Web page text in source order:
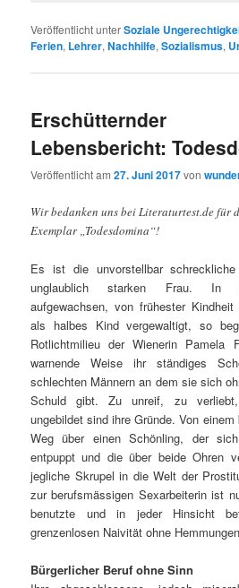
Veröffentlicht unterSoziale
Ferien, Lehrer,Nachhilfe,Sozialismus,
Erschütternder
Lebensbericht:
Veröffentlicht am27. Juni 2017von
Wir bedanken uns bei Literaturtest.de für
Exemplar „Todesdomina“!
Es ist die unvorstellbar schreckliche
unglaublich starken Frau. In
aufgewachsen, von frühester
als halbes Kind vergewaltigt, so
Rotlichtmilieu der Wienerin Pamela
warnende Weise ihr ständiges
schlechten Männern an dem sie sich
Schuld gibt. Zu unreif, zu
ungebildet sind ihre Gründe. Von
Weg über einen Schönling, der
entpuppt und die über beide Ohren
jegliche Skrupel in die Welt der
zur berufsmässigen Sexarbeiterin ist
benutzte und in jeder Hinsicht
grenzenlosen Naivität ohne
Bürgerlicher Beruf ohne Sinn